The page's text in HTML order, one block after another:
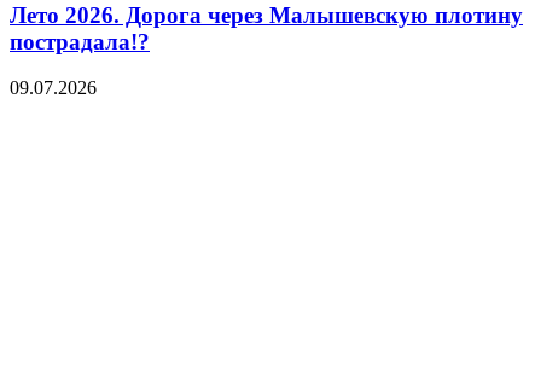
Лето 2026. Дорога через Малышевскую плотину
пострадала!?
09.07.2026